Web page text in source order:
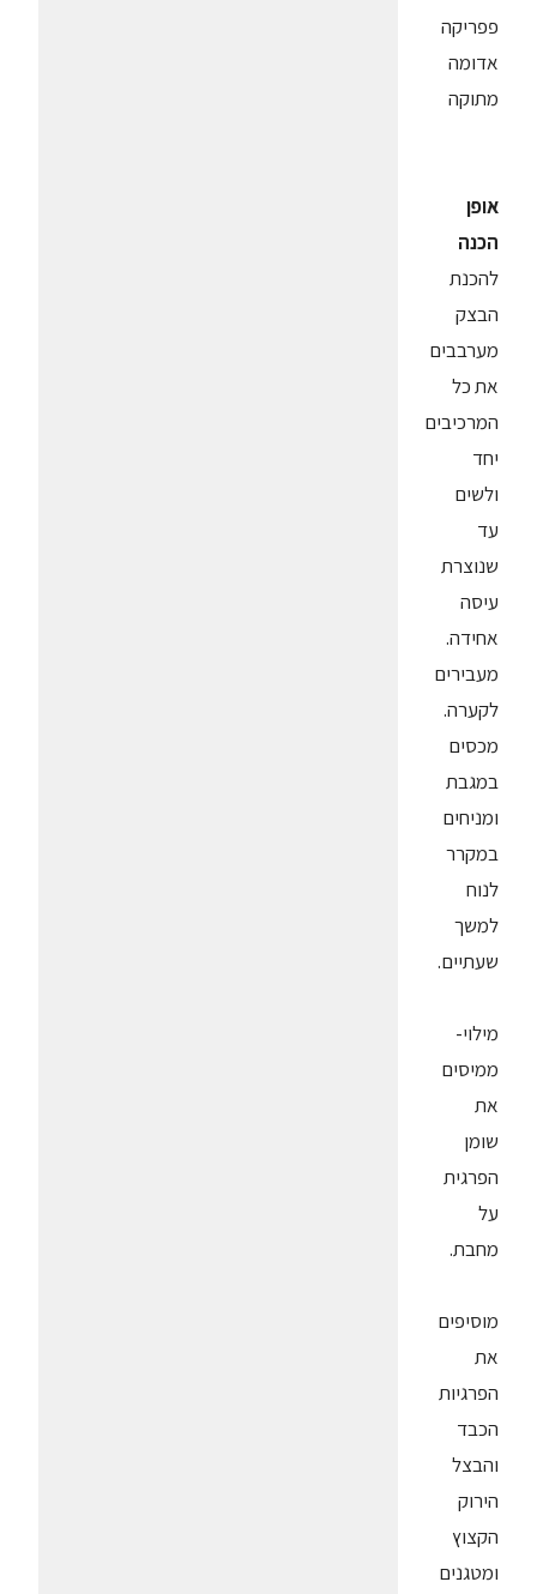
פפריקה
אדומה
מתוקה
אופן
הכנה
להכנת
הבצק
מערבבים
את כל
המרכיבים
יחד
ולשים
עד
שנוצרת
עיסה
אחידה.
מעבירים
לקערה.
מכסים
במגבת
ומניחים
במקרר
לנוח
למשך
שעתיים.
מילוי-
ממיסים
את
שומן
הפרגית
על
מחבת.
מוסיפים
את
הפרגיות
הכבד
והבצל
הירוק
הקצוץ
ומטגנים